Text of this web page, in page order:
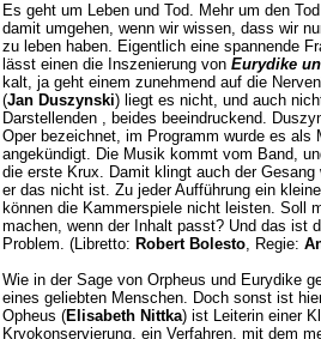
Es geht um Leben und Tod. Mehr um den
damit umgehen, wenn wir wissen, dass wir
zu leben haben. Eigentlich eine spannende
lässt einen die Inszenierung von Eurydike
kalt, ja geht einem zunehmend auf die
(Jan Duszynski) liegt es nicht, und auch
Darstellenden , beides beeindruckend.
Oper bezeichnet, im Programm wurde es als
angekündigt. Die Musik kommt vom Band,
die erste Krux. Damit klingt auch der Gesang
er das nicht ist. Zu jeder Aufführung ein
können die Kammerspiele nicht leisten. Soll
machen, wenn der Inhalt passt? Und das ist
Problem. (Libretto: Robert Bolesto, Regie:
Wie in der Sage von Orpheus und Eurydike
eines geliebten Menschen. Doch sonst ist
Opheus (Elisabeth Nittka) ist Leiterin einer
Kryokonservierung, ein Verfahren, mit dem